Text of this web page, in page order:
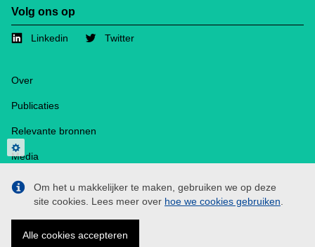
Volg ons op
Linkedin Twitter
Footer
Over
Publicaties
Relevante bronnen
Media
Contact
Cookies
Privacybeleid
Privacy settings
Om het u makkelijker te maken, gebruiken we op deze
site cookies. Lees meer over hoe we cookies gebruiken
Alle cookies accepteren